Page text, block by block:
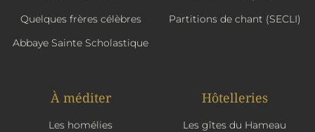
Quelques frères célèbres
Abbaye Sainte Scholastique
Partitions de chant (SECLI)
À méditer
Les homélies
Hôtelleries
Les gîtes du Hameau